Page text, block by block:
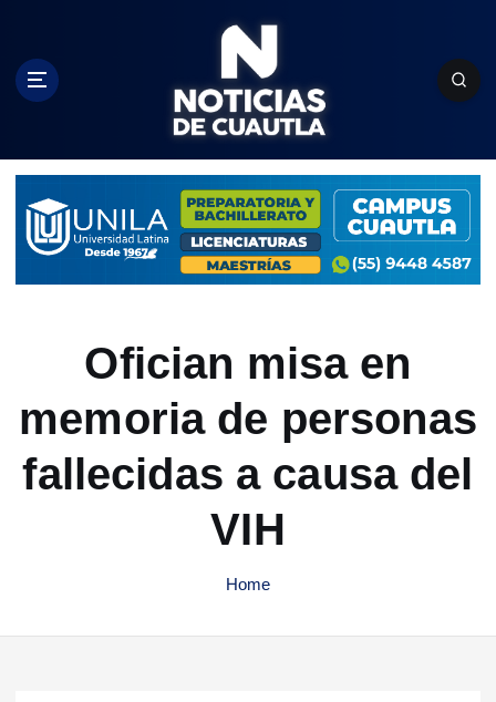
c
Ofician misa en
memoria de personas
fallecidas a causa del
VIH
Home